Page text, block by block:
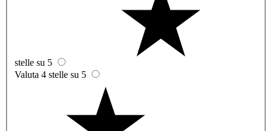
stelle su 5
Valuta 4 stelle su 5